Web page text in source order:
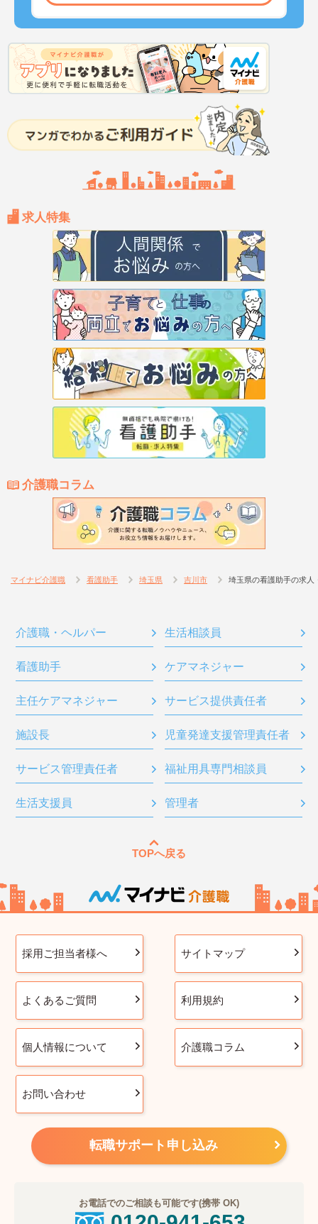
求人特集
介護職コラム
マイナビ介護職 看護助手 埼玉県 吉川市 埼玉県の看護助手の求人
介護職・ヘルパー 生活相談員
看護助手 ケアマネジャー
主任ケアマネジャー サービス提供責任者
施設長 児童発達支援管理責任者
サービス管理責任者 福祉用具専門相談員
生活支援員 管理者
TOPへ戻る
採用ご担当者様へ サイトマップ
よくあるご質問 利用規約
個人情報について 介護職コラム
お問い合わせ
転職サポート申し込み
お電話でのご相談も可能です(携帯 OK)